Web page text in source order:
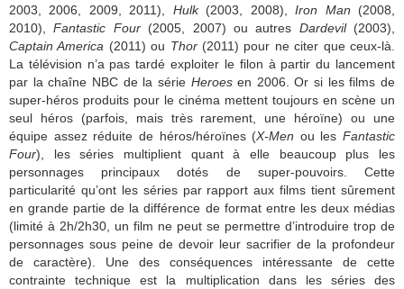
2003, 2006, 2009, 2011), Hulk(2003, 2008),Iron Man (2008,
2010),Fantastic Four(2005, 2007) ou autres Dardevil(2003),
Captain America (2011) ou Thor(2011) pour ne citer que ceux-là.
La télévision n’a pas tardé exploiter le filon à partir du lancement
par la chaîne NBC de la série Heroesen 2006. Or si les films de
super-héros produits pour le cinéma mettent toujours en scène un
seul héros (parfois, mais très rarement, une héroïne) ou une
équipe assez réduite de héros/héroïnes (X-Men ou les Fantastic
Four), les séries multiplient quant à elle beaucoup plus les
personnages principaux dotés de super-pouvoirs. Cette
particularité qu’ont les séries par rapport aux films tient sûrement
en grande partie de la différence de format entre les deux médias
(limité à 2h/2h30, un film ne peut se permettre d’introduire trop de
personnages sous peine de devoir leur sacrifier de la profondeur
de caractère). Une des conséquences intéressante de cette
contrainte technique est la multiplication dans les séries des